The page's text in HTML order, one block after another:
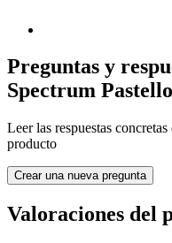
Preguntas y
Spectrum
Leer las respuestas
producto
Crear una nueva pregunta
Valoraciones del